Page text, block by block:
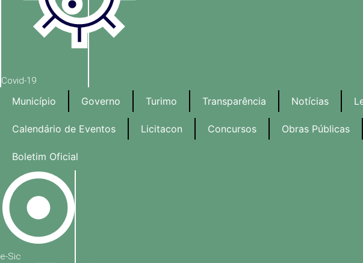
Covid-19
Município Governo Turimo Transparência Notícias
Calendário de Eventos Licitacon Concursos Obras Públicas
Boletim Oficial
e-Sic